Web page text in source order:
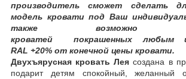
производитель сможет сделать
модель кровати под Ваш
также возможно
кроватей покрашенных любым
RAL +20% от конечной цены кровати.
Двyxъярycнaя крoвaть Лeясоздана в
подарит детям спокойный, желанный